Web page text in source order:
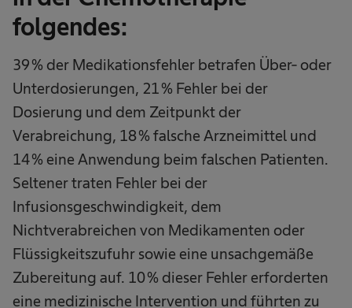
folgendes:
39 % der Medikationsfehler betrafen Über- oder
Unterdosierungen, 21 % Fehler bei der
Dosierung und dem Zeitpunkt der
Verabreichung, 18 % falsche Arzneimittel und
14 % eine Anwendung beim falschen Patienten.
Seltener traten Fehler bei der
Infusionsgeschwindigkeit, dem
Nichtverabreichen von Medikamenten oder
Flüssigkeitszufuhr sowie eine unsachgemäße
Zubereitung auf. 10 % dieser Fehler erforderten
eine medizinische Intervention und führten zu